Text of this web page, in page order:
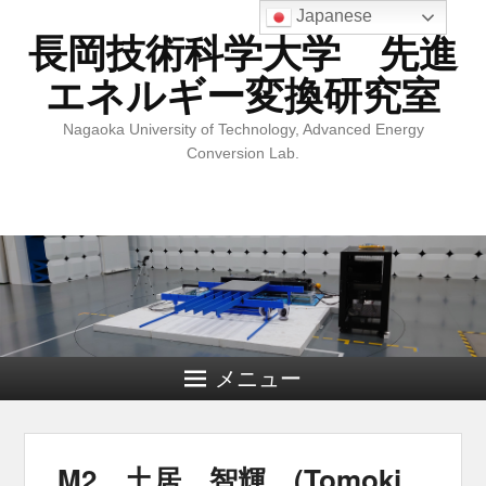
長岡技術科学大学 先進
エネルギー変換研究室
Nagaoka University of Technology, Advanced Energy
Conversion Lab.
メニュー
Japanese